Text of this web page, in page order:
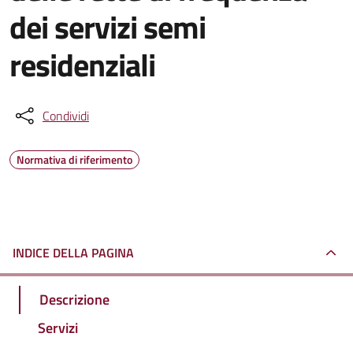
dei servizi semi
residenziali
Condividi
Normativa di riferimento
INDICE DELLA PAGINA
Descrizione
Servizi